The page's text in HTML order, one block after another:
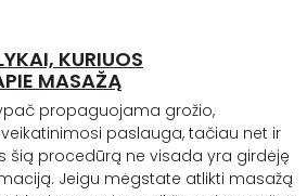
KURIUOS
MASAŽĄ
propaguojama grožio,
paslauga, tačiau net ir
šią procedūrą ne visada yra girdėję
Jeigu mėgstate atlikti masažą